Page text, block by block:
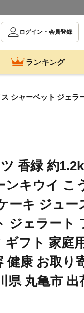
ログイン・会員登録
ランキング
シャーベット ジェラ
香緑 約
ンキウイ こ
ーキ ジュー
ジェラート
フト 家庭
健康 お取り
丸亀市 出